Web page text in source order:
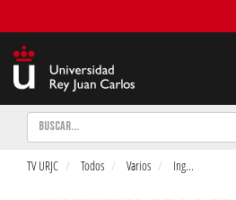
Buscar
TV URJC Todos Varios Ing...